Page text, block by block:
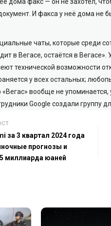
И факса у неё дома не
чаты, которые среди
в Вегасе, остаётся в
технической возможности
у всех остальных;
вообще не
Google создали группу
за 3 квартал 2024 года
прогнозы и
миллиарда юаней